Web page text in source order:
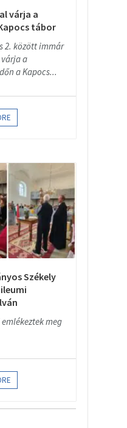
várja a
tábor
2. között immár
a
a Kapocs...
Székely
meg